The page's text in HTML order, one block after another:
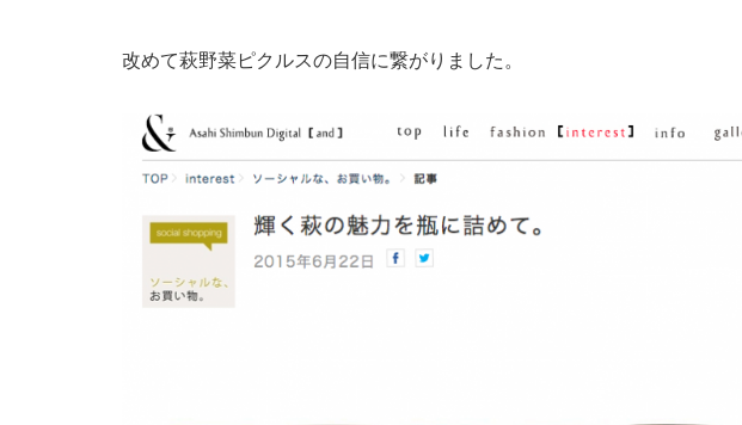
改めて萩野菜ピクルスの自信に繋がりました。